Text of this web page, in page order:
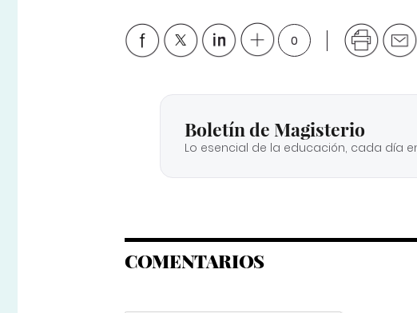
0
Boletín de Magisterio
Lo esencial de la educación, cada día
COMENTARIOS